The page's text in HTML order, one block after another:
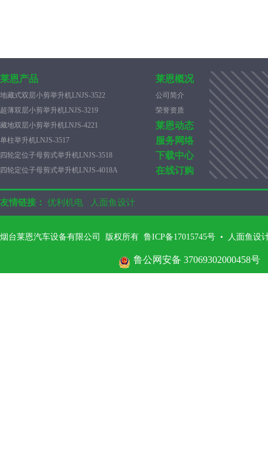
莱恩产品
地藏式双层小剪举升机LNJS-3522
超薄双层小剪举升机LNJS-3219
藏地双层小剪举升机LNJS-4221
单柱举升机LNJS-3517
四轮定位子母剪式举升机LNJS-3518
四轮定位子母剪式举升机LNJS-4018A
莱恩概况
公司简介
荣誉资质
莱恩动态
服务网络
下载中心
在线订购
友情链接： 优利机电 人面鱼设计
烟台莱恩汽车设备有限公司 版权所有 鲁ICP备17015745号 • 人面鱼设
鲁公网安备 37069302000458号